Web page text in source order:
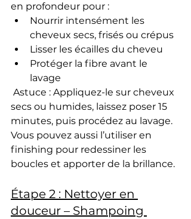
en profondeur pour :
Nourrir intensément les
cheveux secs, frisés ou crépus
Lisser les écailles du cheveu
Protéger la fibre avant le
lavage
Astuce : Appliquez-le sur cheveux
secs ou humides, laissez poser 15
minutes, puis procédez au lavage.
Vous pouvez aussi l’utiliser en
finishing pour redessiner les
boucles et apporter de la brillance.
Étape 2 : Nettoyer en
douceur – Shampoing